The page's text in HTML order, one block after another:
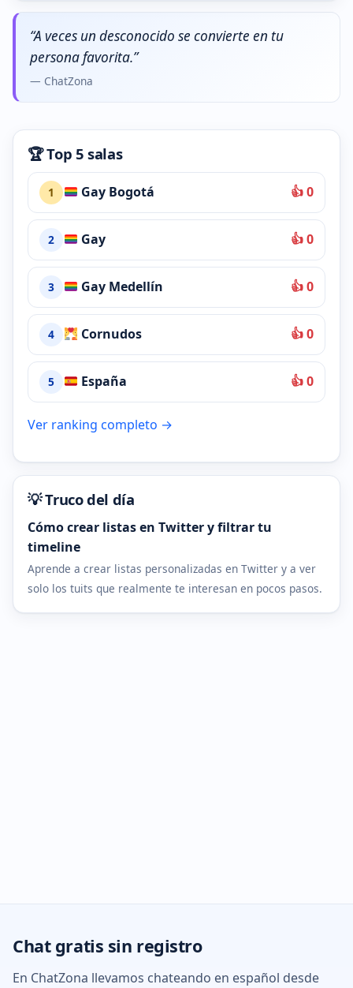
“A veces un desconocido se convierte en tu
persona favorita.”
— ChatZona
🏆 Top 5 salas
1 Gay Bogotá 👍 0
2 Gay 👍 0
3 Gay Medellín 👍 0
4 Cornudos 👍 0
5 España 👍 0
Ver ranking completo →
💡 Truco del día
Cómo crear listas en Twitter y filtrar tu
timeline
Aprende a crear listas personalizadas en Twitter y a ver
solo los tuits que realmente te interesan en pocos pasos.
Chat gratis sin registro
En ChatZona llevamos chateando en español desde